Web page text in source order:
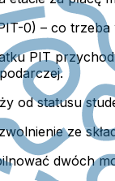
0) – co trzeba
PIT
od statusu
ze
dwóch